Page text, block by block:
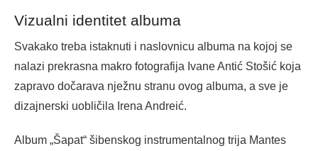
Vizualni identitet albuma
Svakako treba istaknuti i naslovnicu albuma na kojoj se
nalazi prekrasna makro fotografija Ivane Antić Stošić koja
zapravo dočarava nježnu stranu ovog albuma, a sve je
dizajnerski uobličila Irena Andreić.
Album „Šapat“ šibenskog instrumentalnog trija Mantes